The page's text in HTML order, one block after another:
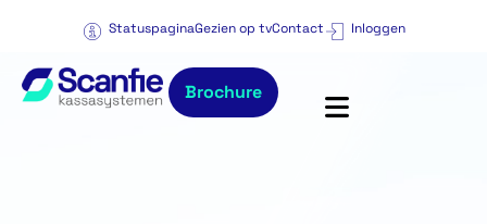
StatuspaginaGezien op tvContact Inloggen
Brochure